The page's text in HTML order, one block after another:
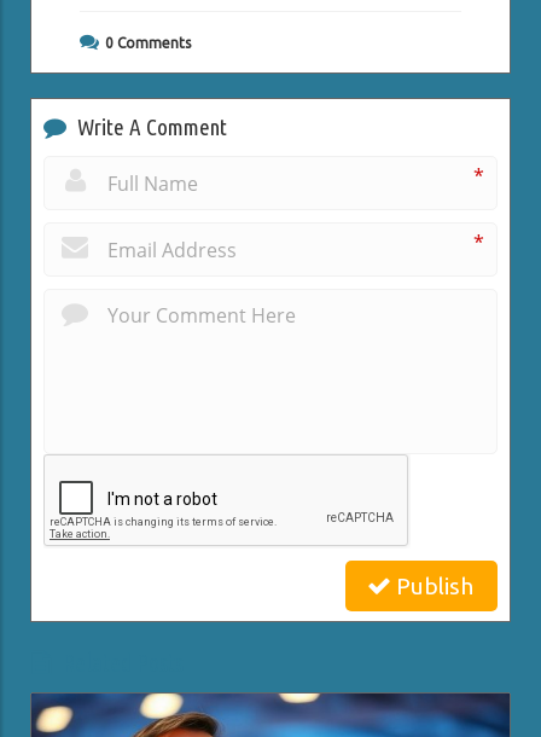
0 Comments
Write A Comment
*
*
Publish